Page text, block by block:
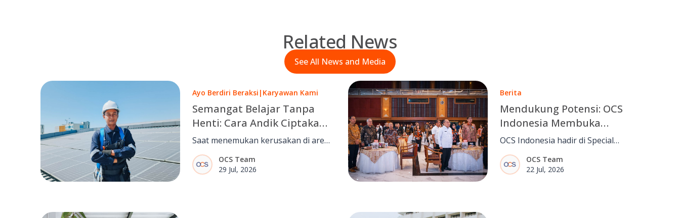
Related News
See All News and Media
Ayo Berdiri Beraksi | Karyawan Kami
Semangat Belajar Tanpa
Henti: Cara Andik Ciptakan
Nilai Berkelanjutan bagi
Pelanggan
Saat menemukan kerusakan di area
kerja, Andik fokus berupaya
memahami penyebab masalah dan
mencari cara terbaik untuk
OCS Team
29 Jul, 2026
Berita
Mendukung Potensi: OCS
Indonesia Membuka
Peluang Inklusif Bersama
Special Olympics Indonesia
OCS Indonesia hadir di Special
Olympics Indonesia Appreciation
Night, menegaskan komitmen
dalam menciptakan peluang dan
OCS Team
22 Jul, 2026